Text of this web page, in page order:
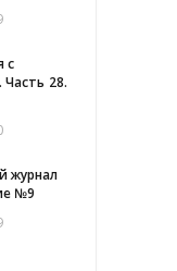
с
28.
журнал
№9